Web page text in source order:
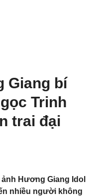
Giang bí
Trinh
trai đại
Hương Giang Idol
nhiều người không